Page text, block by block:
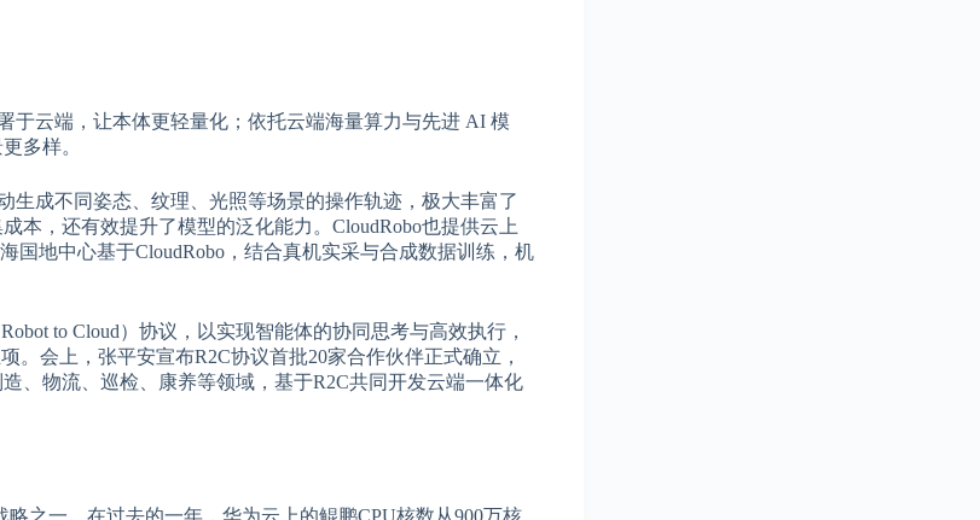
于云端，让本体更轻量化；依托云端海量算力与先进 AI 模
多样。
生成不同姿态、纹理、光照等场景的操作轨迹，极大丰富了
本，还有效提升了模型的泛化能力。CloudRobo也提供云上
国地中心基于CloudRobo，结合真机实采与合成数据训练，机
to Cloud）协议，以实现智能体的协同思考与高效执行，
会上，张平安宣布R2C协议首批20家合作伙伴正式确立，
、物流、巡检、康养等领域，基于R2C共同开发云端一体化
之一。在过去的一年，华为云上的鲲鹏CPU核数从900万核